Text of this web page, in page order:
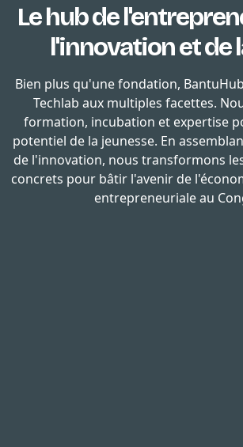
Le hub de
l'innovation et de
Bien plus qu'une fondation,
Techlab aux multiples facettes.
formation, incubation et expertise
potentiel de la jeunesse. En
de l'innovation, nous transformons
concrets pour bâtir l'avenir de
entrepreneuriale au